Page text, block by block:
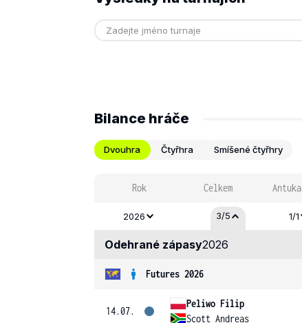
Bilance hráče
Dvouhra Čtyřhra Smíšené čtyřhry
Rok Celkem Antuka
2026 3/5 1/1
Odehrané zápasy2026
Futures 2026
14.07.
Peliwo Filip
Scott Andreas